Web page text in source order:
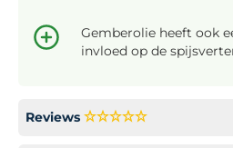
Gemberolie heeft ook
invloed op de
Reviews